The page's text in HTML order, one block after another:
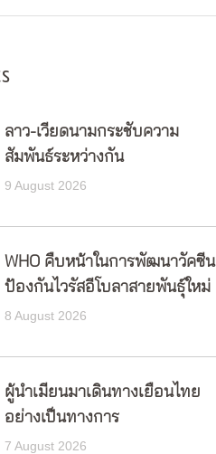
ลาว-เวียดนามกระชับความ
สัมพันธ์ระหว่างกัน
9 August 2026
WHO คืบหน้าในการพัฒนาวัคซีน
ป้องกันไวรัสอีโบลาสายพันธุ์ใหม่
8 August 2026
ผู้นำเมียนมาเดินทางเยือนไทย
อย่างเป็นทางการ
7 August 2026